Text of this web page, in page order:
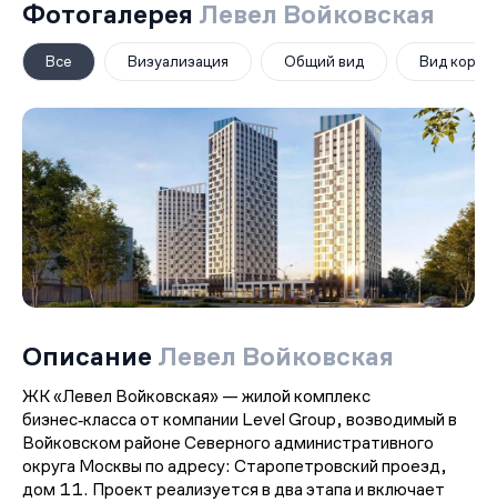
Фотогалерея Левел Войковская
Все Визуализация Общий вид Вид
Описание Левел Войковская
ЖК «Левел Войковская» — жилой комплекс
бизнес‑класса от компании Level Group, возводимый в
Войковском районе Северного административного
округа Москвы по адресу: Старопетровский проезд,
дом 11. Проект реализуется в два этапа и включает